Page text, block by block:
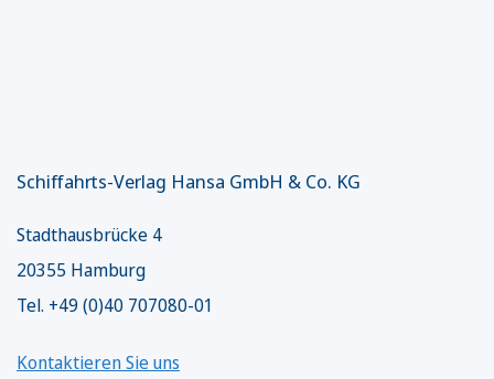
Schiffahrts-Verlag Hansa GmbH & Co. KG
Stadthausbrücke 4
20355 Hamburg
Tel. +49 (0)40 707080-01
Kontaktieren Sie uns